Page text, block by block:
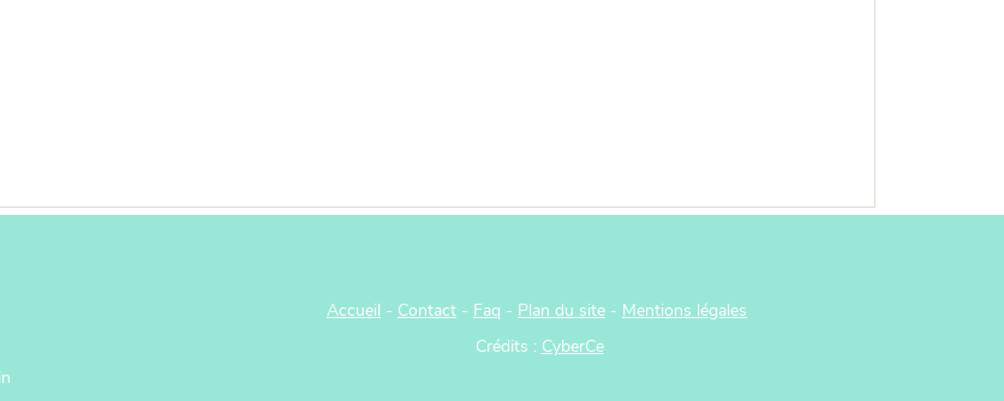
Accueil - Contact - Faq - Plan du site - Mentions légales
Crédits : CyberCe